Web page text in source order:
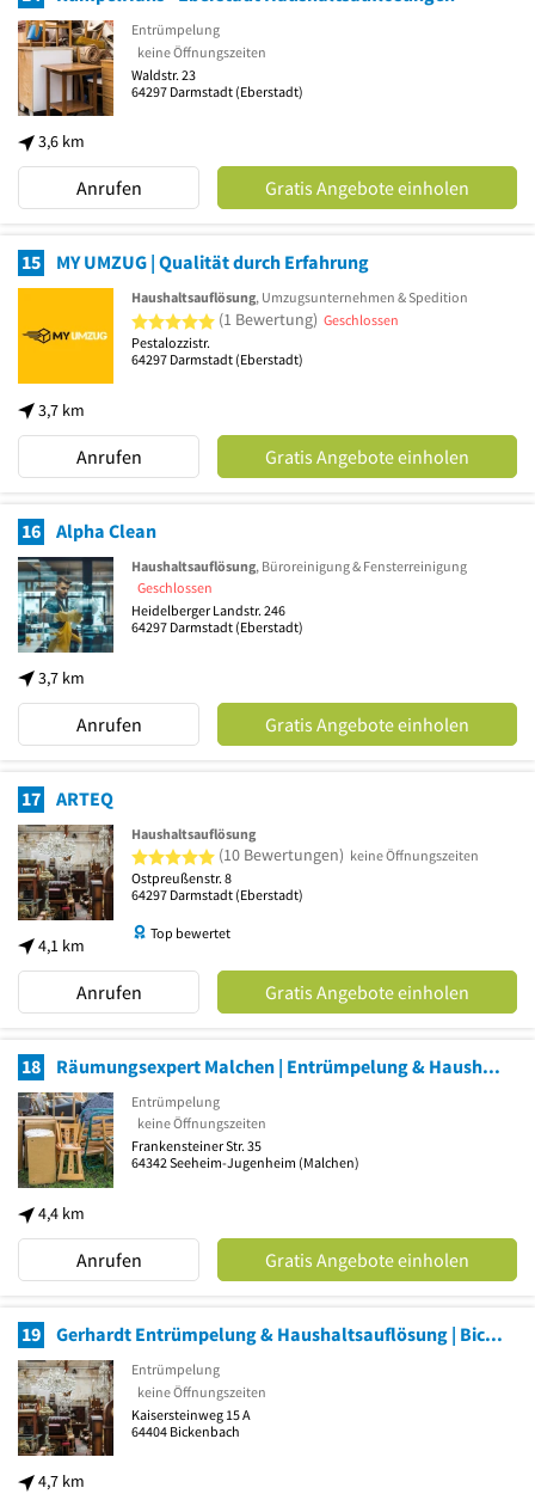
3,6 km
Entrümpelung
keine Öffnungszeiten
Waldstr. 23
64297 Darmstadt (Eberstadt)
Anrufen Gratis Angebote einholen
15 MY UMZUG | Qualität durch Erfahrung
3,7 km
Haushaltsauflösung, Umzugsunternehmen & Spedition
5 von 5 Sternen
(1 Bewertung) Geschlossen
Pestalozzistr.
64297 Darmstadt (Eberstadt)
Anrufen Gratis Angebote einholen
16 Alpha Clean
3,7 km
Haushaltsauflösung, Büroreinigung & Fensterreinigung
Geschlossen
Heidelberger Landstr. 246
64297 Darmstadt (Eberstadt)
Anrufen Gratis Angebote einholen
17 ARTEQ
4,1 km
Haushaltsauflösung
5 von 5 Sternen
(10 Bewertungen) keine Öffnungszeiten
Ostpreußenstr. 8
64297 Darmstadt (Eberstadt)
Top bewertet
Anrufen Gratis Angebote einholen
18 Räumungsexpert Malchen | Entrümpelung & Haushaltsauflösung
4,4 km
Entrümpelung
keine Öffnungszeiten
Frankensteiner Str. 35
64342Seeheim-Jugenheim (Malchen)
Anrufen Gratis Angebote einholen
19 Gerhardt Entrümpelung & Haushaltsauflösung | Bickenbach
4,7 km
Entrümpelung
keine Öffnungszeiten
Kaisersteinweg 15 A
64404 Bickenbach